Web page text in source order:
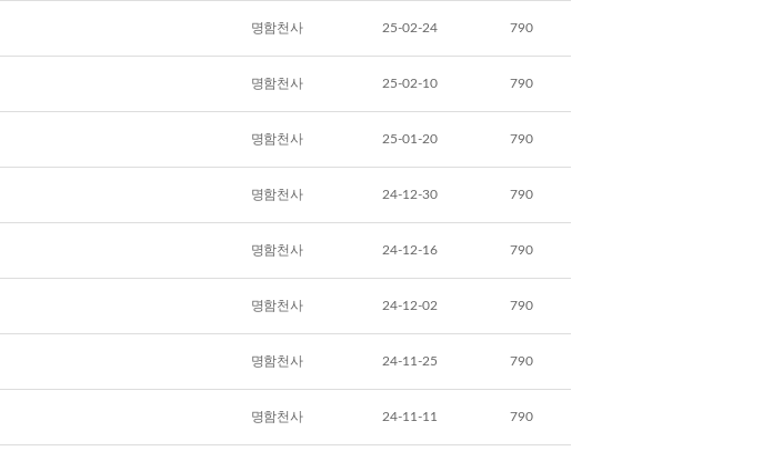
명함천사 25-02-24 790
명함천사 25-02-10 790
명함천사 25-01-20 790
명함천사 24-12-30 790
명함천사 24-12-16 790
명함천사 24-12-02 790
명함천사 24-11-25 790
명함천사 24-11-11 790